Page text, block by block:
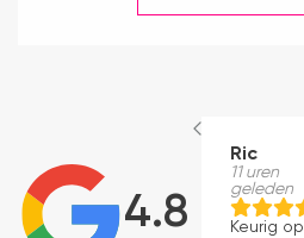
4.8
Ric
11 uren
geleden
Keurig op